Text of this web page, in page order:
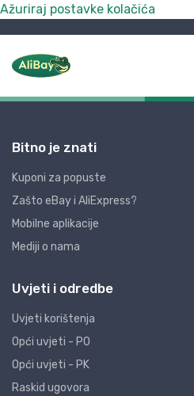
Ažuriraj postavke kolačića
Bitno je znati
Kuponi za popuste
Zašto eBay i AliExpress?
Mobilne aplikacije
Mediji o nama
Uvjeti i odredbe
Uvjeti korištenja
Opći uvjeti - PO
Opći uvjeti - PK
Raskid ugovora